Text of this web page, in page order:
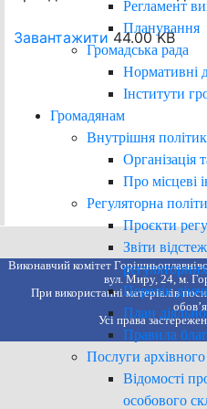
Регламент
Планування
Громадська рада
Нормативні
Інститути
Громадянам
Внутрішня
Організація
Про місцеві
Регуляторна
Проєкти
Звіти
Перелік
План
Правила
Послуги архівного
Відомості
особового
Завантажити 44.00 KB
Виконавчий комітет
вул. Миру, 24, м.
При використанні матеріалів
Усі права